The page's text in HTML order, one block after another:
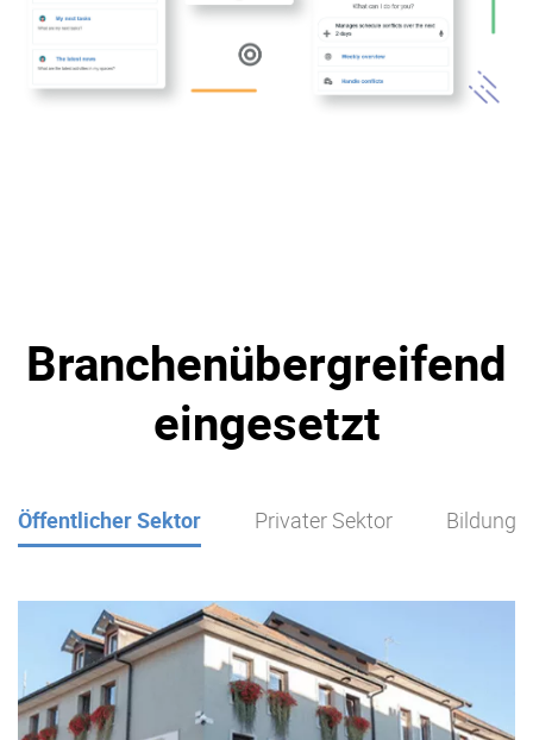
Branchenübergreifend
eingesetzt
Öffentlicher Sektor Privater Sektor Bildung